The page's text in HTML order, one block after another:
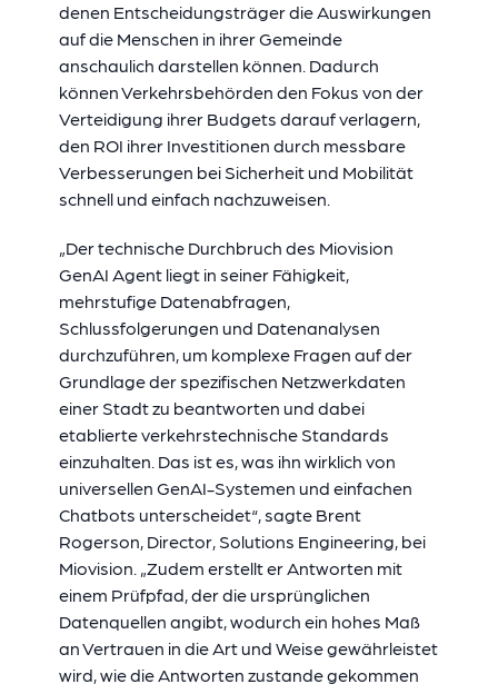
denen Entscheidungsträger die Auswirkungen
auf die Menschen in ihrer Gemeinde
anschaulich darstellen können. Dadurch
können Verkehrsbehörden den Fokus von der
Verteidigung ihrer Budgets darauf verlagern,
den ROI ihrer Investitionen durch messbare
Verbesserungen bei Sicherheit und Mobilität
schnell und einfach nachzuweisen.
„Der technische Durchbruch des Miovision
GenAI Agent liegt in seiner Fähigkeit,
mehrstufige Datenabfragen,
Schlussfolgerungen und Datenanalysen
durchzuführen, um komplexe Fragen auf der
Grundlage der spezifischen Netzwerkdaten
einer Stadt zu beantworten und dabei
etablierte verkehrstechnische Standards
einzuhalten. Das ist es, was ihn wirklich von
universellen GenAI-Systemen und einfachen
Chatbots unterscheidet“, sagte Brent
Rogerson, Director, Solutions Engineering, bei
Miovision. „Zudem erstellt er Antworten mit
einem Prüfpfad, der die ursprünglichen
Datenquellen angibt, wodurch ein hohes Maß
an Vertrauen in die Art und Weise gewährleistet
wird, wie die Antworten zustande gekommen